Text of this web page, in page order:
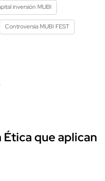
inversión MUBI
Controversia MUBI FEST
Ética que aplican